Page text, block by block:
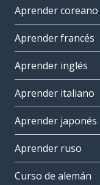
Aprender coreano
Aprender francés
Aprender inglés
Aprender italiano
Aprender japonés
Aprender ruso
Curso de alemán